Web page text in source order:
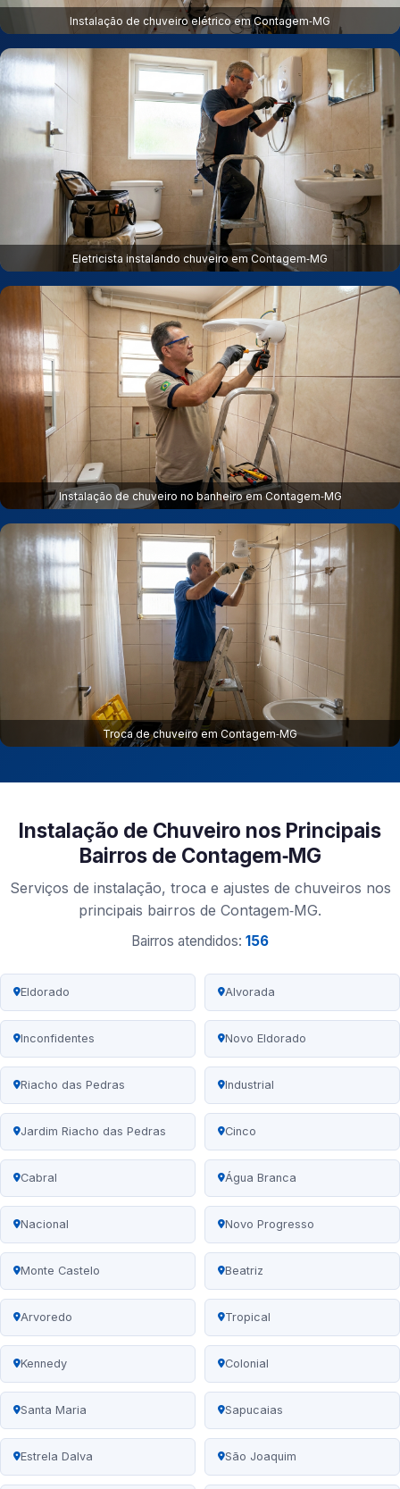
Instalação de chuveiro elétrico em Contagem‑MG
Eletricista instalando chuveiro em Contagem‑MG
Instalação de chuveiro no banheiro em Contagem‑MG
Troca de chuveiro em Contagem‑MG
Instalação de Chuveiro nos Principais
Bairros de Contagem‑MG
Serviços de instalação, troca e ajustes de chuveiros nos
principais bairros de Contagem‑MG.
Bairros atendidos: 156
Eldorado Alvorada
Inconfidentes Novo Eldorado
Riacho das Pedras Industrial
Jardim Riacho das Pedras Cinco
Cabral Água Branca
Nacional Novo Progresso
Monte Castelo Beatriz
Arvoredo Tropical
Kennedy Colonial
Santa Maria Sapucaias
Estrela Dalva São Joaquim